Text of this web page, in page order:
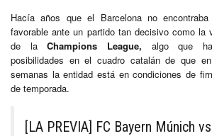
Hacía años que el Barcelona no
favorable ante un partido tan decisivo como la
de laChampions League, algo que
posibilidades en el cuadro catalán de que
semanas la entidad está en condiciones de
de temporada.
[LA PREVIA] FC Bayern Múnich